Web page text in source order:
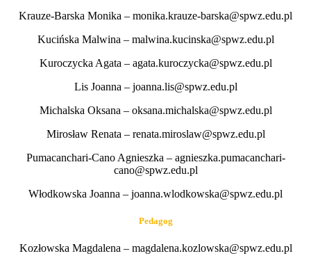
Krauze-Barska Monika – monika.krauze-barska@spwz.edu.pl
Kucińska Malwina – malwina.kucinska@spwz.edu.pl
Kuroczycka Agata – agata.kuroczycka@spwz.edu.pl
Lis Joanna – joanna.lis@spwz.edu.pl
Michalska Oksana – oksana.michalska@spwz.edu.pl
Mirosław Renata – renata.miroslaw@spwz.edu.pl
Pumacanchari-Cano Agnieszka – agnieszka.pumacanchari-
cano@spwz.edu.pl
Włodkowska Joanna – joanna.wlodkowska@spwz.edu.pl
Pedagog
Kozłowska Magdalena – magdalena.kozlowska@spwz.edu.pl